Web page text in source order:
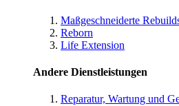
Maßgeschneiderte
Reborn
Life Extension
Andere Dienstleistungen
Reparatur, Wartung und